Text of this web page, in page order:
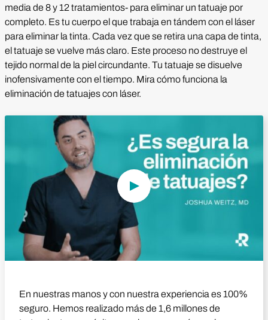
media de 8 y 12 tratamientos- para eliminar un tatuaje por
completo. Es tu cuerpo el que trabaja en tándem con el láser
para eliminar la tinta. Cada vez que se retira una capa de tinta,
el tatuaje se vuelve más claro. Este proceso no destruye el
tejido normal de la piel circundante. Tu tatuaje se disuelve
inofensivamente con el tiempo. Mira cómo funciona la
eliminación de tatuajes con láser.
En nuestras manos y con nuestra experiencia es 100%
seguro. Hemos realizado más de 1,6 millones de